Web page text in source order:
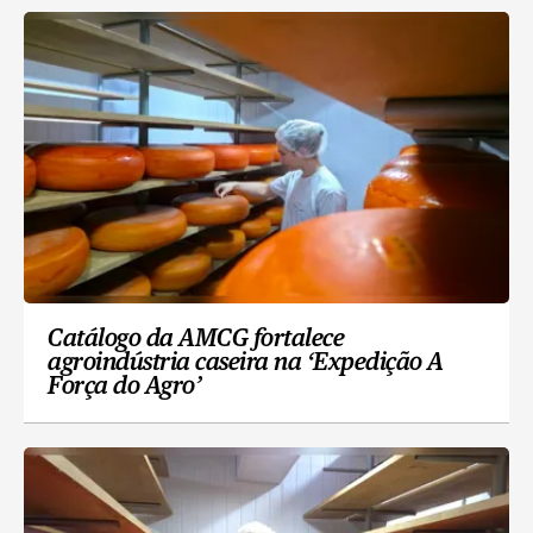
Catálogo da AMCG fortalece
agroindústria caseira na ‘Expedição A
Força do Agro’